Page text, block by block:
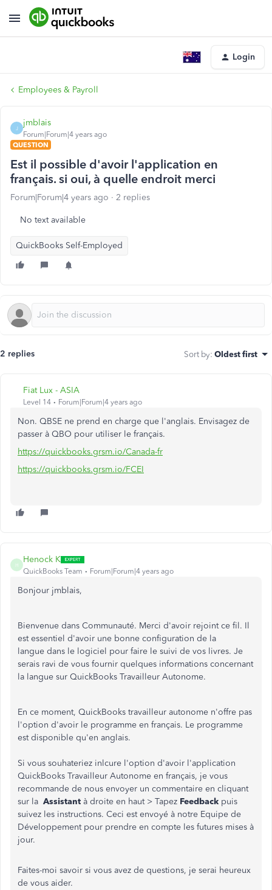
Login
Employees & Payroll
J
jmblais
Forum|Forum|4 years ago
QUESTION
Est il possible d'avoir l'application en
français. si oui, à quelle endroit merci
Forum|Forum|4 years ago 2 replies
No text available
QuickBooks Self-Employed
2 replies Sort by: Oldest first
Fiat Lux - ASIA
Level 14 Forum|Forum|4 years ago
Non. QBSE ne prend en charge que l'anglais. Envisagez de
passer à QBO pour utiliser le français.
https://quickbooks.grsm.io/Canada-fr
https://quickbooks.grsm.io/FCEI
H
Henock K
QuickBooks Team Forum|Forum|4 years ago
Bonjour jmblais,
Bienvenue dans Communauté. Merci d'avoir rejoint ce fil. Il
est essentiel d'avoir une bonne configuration de la
langue dans le logiciel pour faire le suivi de vos livres. Je
serais ravi de vous fournir quelques informations concernant
la langue sur QuickBooks Travailleur Autonome.
En ce moment, QuickBooks travailleur autonome n'offre pas
l'option d'avoir le programme en français. Le programme
est disponible qu'en anglais.
Si vous souhateriez inlcure l'option d'avoir l'application
QuickBooks Travailleur Autonome en français, je vous
recommande de nous envoyer un commentaire en cliquant
sur la Assistant à droite en haut > Tapez Feedback puis
suivez les instructions. Ceci est envoyé à notre Equipe de
Développement pour prendre en compte les futures mises à
jour.
Faites-moi savoir si vous avez de questions, je serai heureux
de vous aider.